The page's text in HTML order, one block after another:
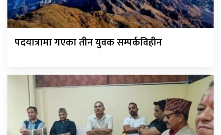
पदयात्रामा गएका तीन युवक सम्पर्कविहीन